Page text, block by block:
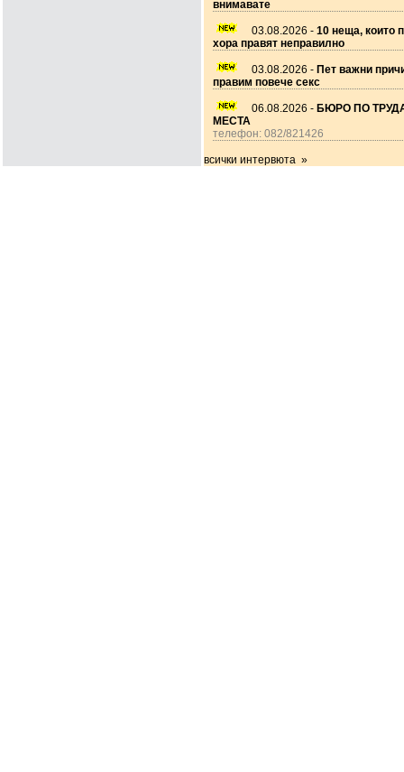
внимавате
03.08.2026 - 10 неща, които
хора правят неправилно
03.08.2026 - Пет важни
правим повече секс
06.08.2026 - БЮРО ПО
МЕСТА
телефон: 082/821426
всички интервюта »